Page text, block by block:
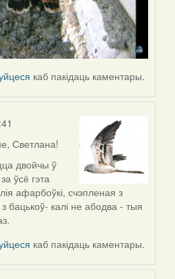
каб пакідаць каментары.
Светлана!
двойчы ў
ўсё гэта
афарбоўкі, счэпленая з
бацькоў- калі не абодва - тыя
каб пакідаць каментары.